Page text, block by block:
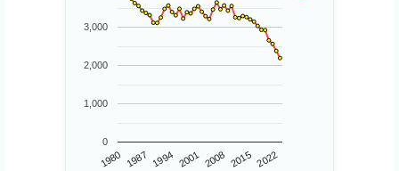
1980 1987 1994 2001 2008 2015 2022
0
1,000
2,000
3,000